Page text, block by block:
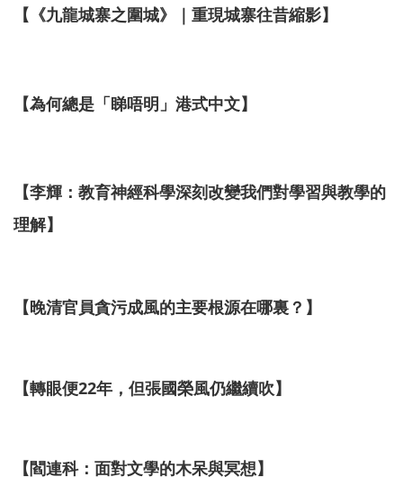
【《九龍城寨之圍城》｜重現城寨往昔縮影】
【為何總是「睇唔明」港式中文】
【李輝：教育神經科學深刻改變我們對學習與教學的
理解】
【晚清官員貪污成風的主要根源在哪裏？】
【轉眼便22年，但張國榮風仍繼續吹】
【閻連科：面對文學的木呆與冥想】